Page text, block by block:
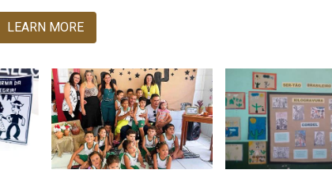
LEARN MORE